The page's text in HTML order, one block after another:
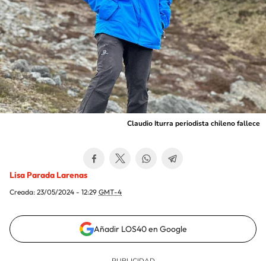
Claudio Iturra periodista chileno fallece
Lisa Parada Larenas
Creada: 23/05/2024 - 12:29 GMT-4
Añadir LOS40 en Google